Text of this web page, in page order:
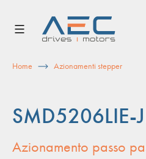
content
Home Azionamenti stepper
SMD5206LIE-
Azionamento passo